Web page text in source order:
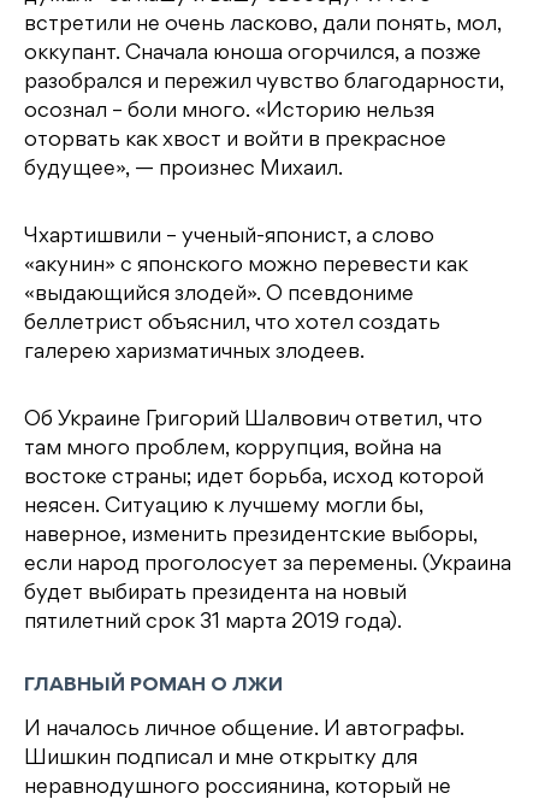
встретили не очень ласково, дали понять, мол,
оккупант. Сначала юноша огорчился, а позже
разобрался и пережил чувство благодарности,
осознал – боли много. «Историю нельзя
оторвать как хвост и войти в прекрасное
будущее», — произнес Михаил.
Чхартишвили – ученый-японист, а слово
«акунин» с японского можно перевести как
«выдающийся злодей». О псевдониме
беллетрист объяснил, что хотел создать
галерею харизматичных злодеев.
Об Украине Григорий Шалвович ответил, что
там много проблем, коррупция, война на
востоке страны; идет борьба, исход которой
неясен. Ситуацию к лучшему могли бы,
наверное, изменить президентские выборы,
если народ проголосует за перемены. (Украина
будет выбирать президента на новый
пятилетний срок 31 марта 2019 года).
ГЛАВНЫЙ РОМАН О ЛЖИ
И началось личное общение. И автографы.
Шишкин подписал и мне открытку для
неравнодушного россиянина, который не